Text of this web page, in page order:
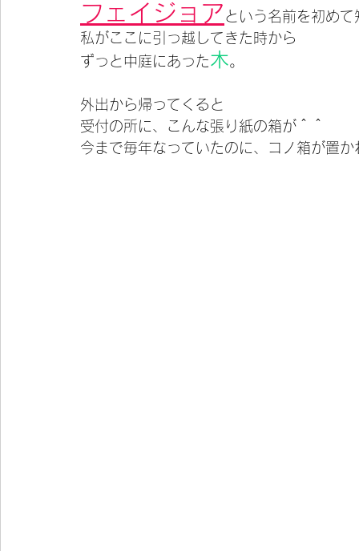
フェイジョア という名前を初めて
私がここに引っ越してきた時から
ずっと中庭にあった木。
外出から帰ってくると
受付の所に、こんな張り紙の箱が＾＾
今まで毎年なっていたのに、コノ箱が置